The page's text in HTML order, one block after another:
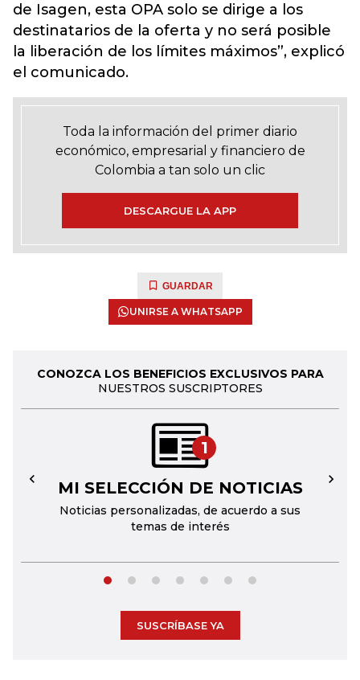
de Isagen, esta OPA solo se dirige a los
destinatarios de la oferta y no será posible
la liberación de los límites máximos”, explicó
el comunicado.
Toda la información del primer diario
económico, empresarial y financiero de
Colombia a tan solo un clic
DESCARGUE LA APP
GUARDAR
UNIRSE A WHATSAPP
CONOZCA LOS BENEFICIOS EXCLUSIVOS PARA
NUESTROS SUSCRIPTORES
1
MI SELECCIÓN DE NOTICIAS
Noticias personalizadas, de acuerdo a sus
temas de interés
← →
SUSCRÍBASE YA